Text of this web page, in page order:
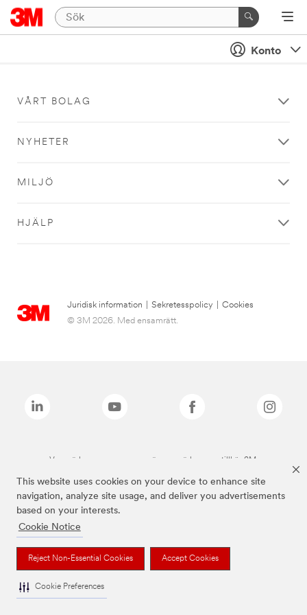
This website uses cookies on your device to enhance site
navigation, analyze site usage, and deliver you advertisements
based on your interests.
Cookie Notice
Reject Non-Essential Cookies Accept Cookies
Cookie Preferences
Konto
VÅRT BOLAG
NYHETER
MILJÖ
HJÄLP
Juridisk information Sekretesspolicy
Cookies
© 3M 2026. Med ensamrätt.
Varumärken som anges ovan är varumärken som tillhör 3M.